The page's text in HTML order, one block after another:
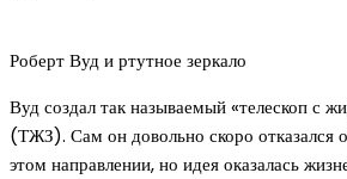
Роберт Вуд и ртутное зеркало
Вуд создал так называемый «телескоп с
(ТЖЗ). Сам он довольно скоро отказался
этом направлении, но идея оказалась